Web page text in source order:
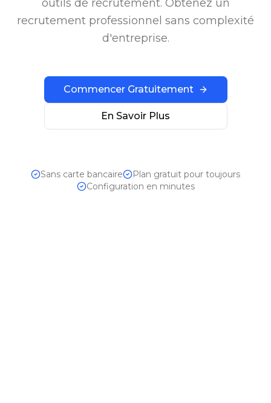
outils de recrutement. Obtenez un
recrutement professionnel sans complexité
d'entreprise.
Commencer Gratuitement
En Savoir Plus
Sans carte bancaire
Plan gratuit pour toujours
Configuration en minutes